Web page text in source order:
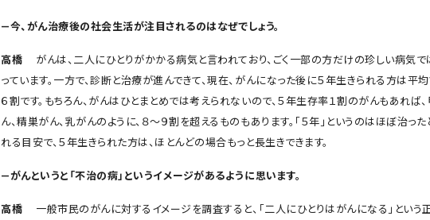
―今、がん治療後の社会生活が注目されるのはなぜでしょう。
高橋 がんは、二人にひとりがかかる病気と言われており、ごく一部の方だけの珍しい病気で
っています。一方で、診断と治療が進んできて、現在、がんになった後に５年生きられる方は平
６割です。もちろん、がんはひとまとめでは考えられないので、５年生存率１割のがんもあれば
ん、精巣がん、乳がんのように、８〜９割を超えるものもあります。「５年」というのはほぼ治った
れる目安で、５年生きられた方は、ほとんどの場合もっと長生きできます。
―がんというと「不治の病」というイメージがあるように思います。
高橋
一般市民のがんに対するイメージを調査すると、「二人にひとりはがんになる」という